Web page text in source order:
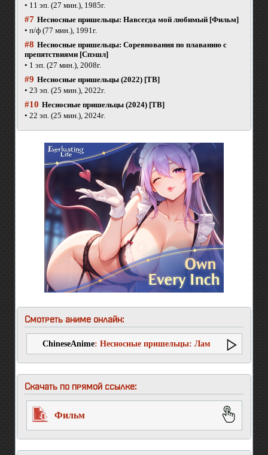
• 11 эп. (27 мин.), 1985г.
#7 Несносные пришельцы: Навсегда мой любимый [Фильм]
• п/ф (77 мин.), 1991г.
#8 Несносные пришельцы: Соревнования по плаванию с
препятствиями [Спэшл]
• 1 эп. (27 мин.), 2008г.
#9 Несносные пришельцы (2022) [ТВ]
• 23 эп. (25 мин.), 2022г.
#10 Несносные пришельцы (2024) [ТВ]
• 22 эп. (25 мин.), 2024г.
Смотреть аниме онлайн:
ChineseAnime: Несносные пришельцы: Лам
навсегда
Скачать по прямой ссылке:
Фильм